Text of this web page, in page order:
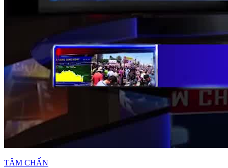
TÂM CHẤN